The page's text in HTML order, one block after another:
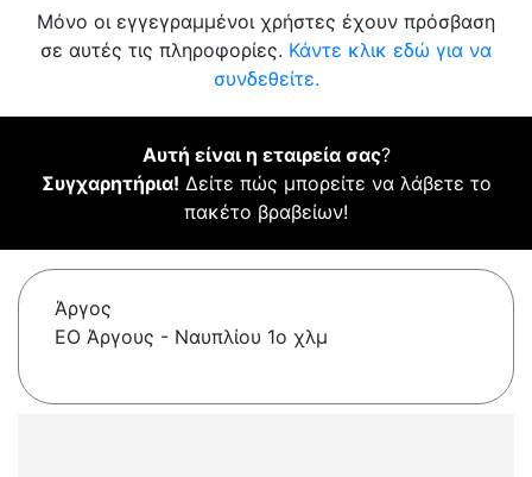
Μόνο οι εγγεγραμμένοι χρήστες έχουν πρόσβαση
σε αυτές τις πληροφορίες. Κάντε κλικ εδώ για να
συνδεθείτε.
Αυτή είναι η εταιρεία σας?
Συγχαρητήρια! Δείτε πώς μπορείτε να λάβετε το
πακέτο βραβείων!
Άργος
ΕΟ Άργους - Ναυπλίου 1ο χλμ